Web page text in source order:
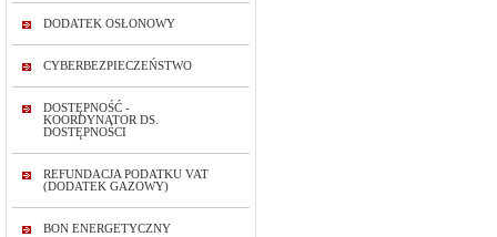
DODATEK OSŁONOWY
CYBERBEZPIECZEŃSTWO
DOSTĘPNOŚĆ -
KOORDYNATOR DS.
DOSTĘPNOŚCI
REFUNDACJA PODATKU VAT
(DODATEK GAZOWY)
BON ENERGETYCZNY